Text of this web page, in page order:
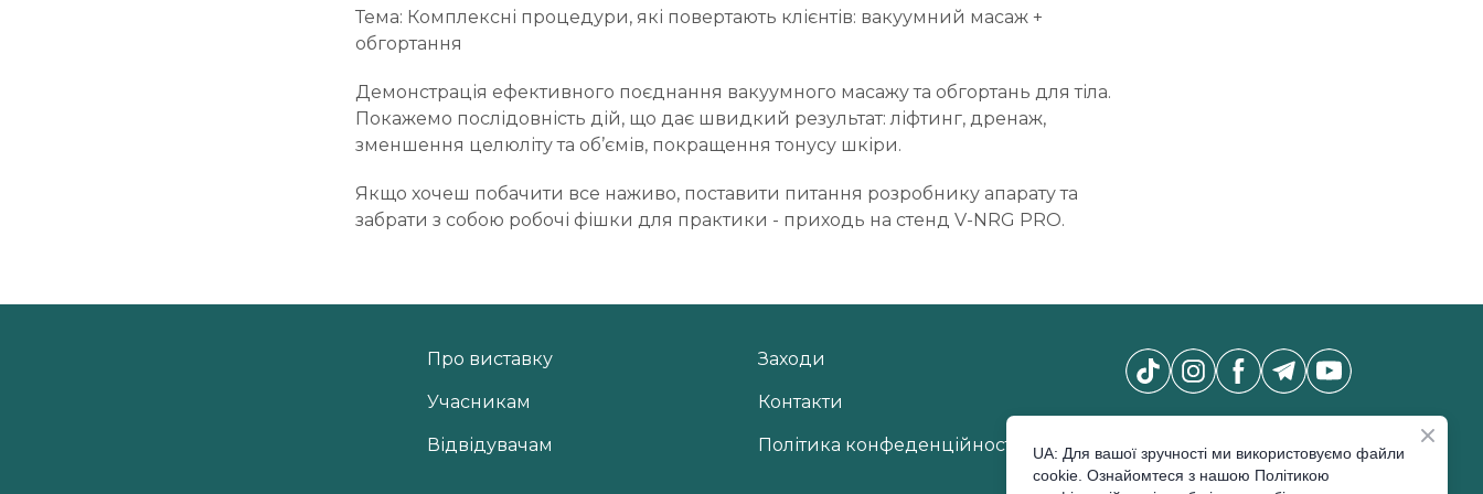
Тема: Комплексні процедури, які повертають клієнтів: вакуумний масаж +
обгортання
Демонстрація ефективного поєднання вакуумного масажу та обгортань для тіла.
Покажемо послідовність дій, що дає швидкий результат: ліфтинг, дренаж,
зменшення целюліту та об’ємів, покращення тонусу шкіри.
Якщо хочеш побачити все наживо, поставити питання розробнику апарату та
забрати з собою робочі фішки для практики - приходь на стенд V-NRG PRO.
Про виставку
Учасникам
Відвідувачам
Заходи
Контакти
Політика конфеденційності
UA: Для вашої зручності ми використовуємо файли
cookie. Ознайомтеся з нашою Політикою